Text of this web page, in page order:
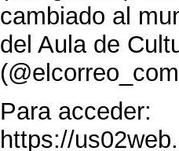
cambiado al
del Aula de
Para acceder:
https://